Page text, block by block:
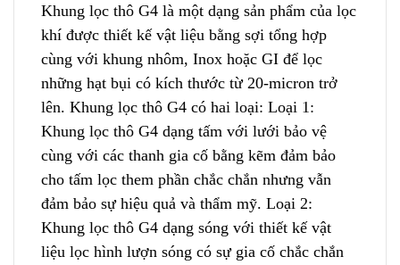
Khung lọc thô G4 là một dạng sản phẩm của lọc
khí được thiết kế vật liệu bằng sợi tổng hợp
cùng với khung nhôm, Inox hoặc GI để lọc
những hạt bụi có kích thước từ 20-micron trở
lên. Khung lọc thô G4 có hai loại: Loại 1:
Khung lọc thô G4 dạng tấm với lưới bảo vệ
cùng với các thanh gia cố bằng kẽm đảm bảo
cho tấm lọc them phần chắc chắn nhưng vẫn
đảm bảo sự hiệu quả và thẩm mỹ. Loại 2:
Khung lọc thô G4 dạng sóng với thiết kế vật
liệu lọc hình lượn sóng có sự gia cố chắc chắn